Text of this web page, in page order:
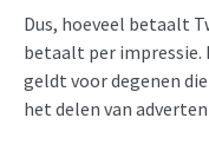
Dus, hoeveel betaalt
betaalt per impressie.
geldt voor degenen
het delen van